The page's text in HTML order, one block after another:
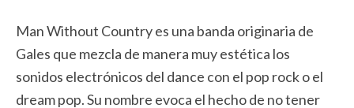
Man Without Country es una banda originaria de
Gales que mezcla de manera muy estética los
sonidos electrónicos del dance con el pop rock o el
dream pop. Su nombre evoca el hecho de no tener